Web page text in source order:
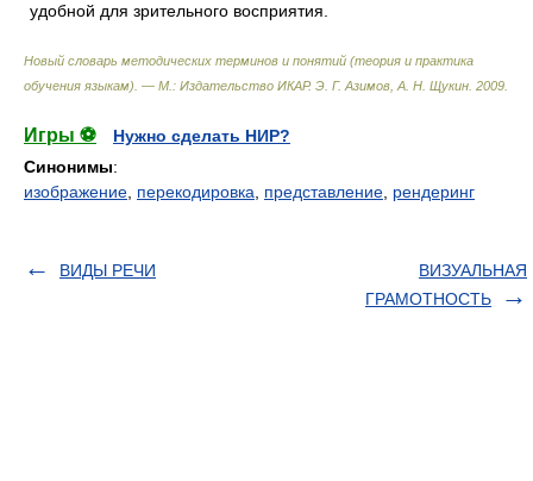
удобной для зрительного восприятия.
Новый словарь методических терминов и понятий (теория и практика
обучения языкам). — М.: Издательство ИКАР. Э. Г. Азимов, А. Н. Щукин 2009
Игры ⚽
Нужно сделать НИР?
Синонимы:
изображение перекодировка представление рендеринг
ВИДЫ РЕЧИ
ВИЗУАЛЬНАЯ
ГРАМОТНОСТЬ